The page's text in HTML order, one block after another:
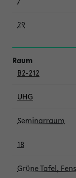
29
B2-212
UHG
Seminarraum
18
Grüne Tafel,